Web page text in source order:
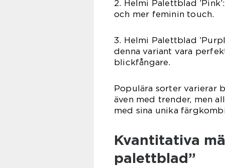
2. Helmi Palettblad
och mer feminin touch.
3. Helmi Palettblad
denna variant vara
blickfångare.
Populära sorter varierar
även med trender, men
med sina unika
Kvantitativa
palettblad”